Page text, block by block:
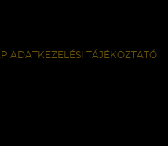
ADATKEZELÉSI TÁJÉKOZTATÓ